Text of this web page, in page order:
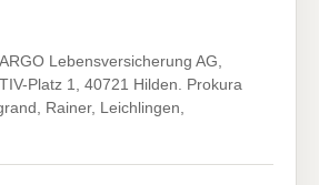
Lebensversicherung AG,
Platz 1, 40721 Hilden. Prokura
Rainer, Leichlingen,